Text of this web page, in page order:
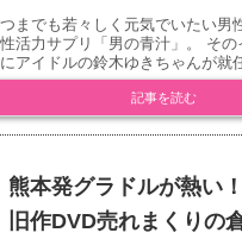
までも若々しく元気でいたい男
活力サプリ「男の青汁」。 その
アイドルの鈴木ゆきちゃんが
記事を読む
熊本発グラドルが熱い
旧作DVD売れまくりの